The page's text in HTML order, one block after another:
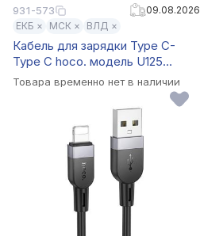
931-573
09.08.2026
ЕКБ ×
МСК × ВЛД ×
Кабель для зарядки Type C-
Type C hoco. модель U125
Benefit, 100Вт, 1 м, с дисплеем,
Товара временно нет в наличии